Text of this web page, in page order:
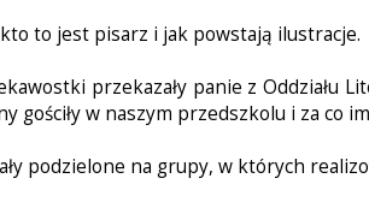
to jest pisarz i jak powstają ilustracje.
przekazały panie z Oddziału
gościły w naszym przedszkolu i za co
podzielone na grupy, w których